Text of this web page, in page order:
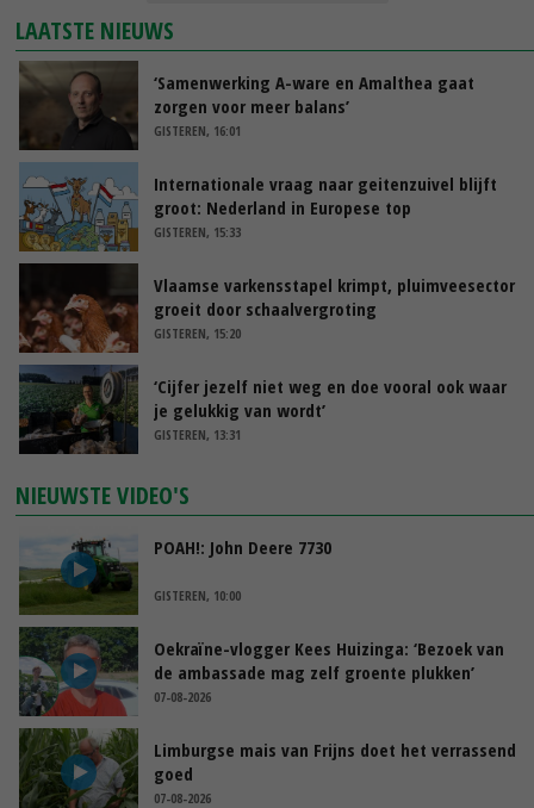
LAATSTE NIEUWS
‘Samenwerking A-ware en Amalthea gaat
zorgen voor meer balans’
GISTEREN, 16:01
Internationale vraag naar geitenzuivel blijft
groot: Nederland in Europese top
GISTEREN, 15:33
Vlaamse varkensstapel krimpt, pluimveesector
groeit door schaalvergroting
GISTEREN, 15:20
‘Cijfer jezelf niet weg en doe vooral ook waar
je gelukkig van wordt’
GISTEREN, 13:31
NIEUWSTE VIDEO'S
POAH!: John Deere 7730
GISTEREN, 10:00
Oekraïne-vlogger Kees Huizinga: ‘Bezoek van
de ambassade mag zelf groente plukken’
07-08-2026
Limburgse mais van Frijns doet het verrassend
goed
07-08-2026